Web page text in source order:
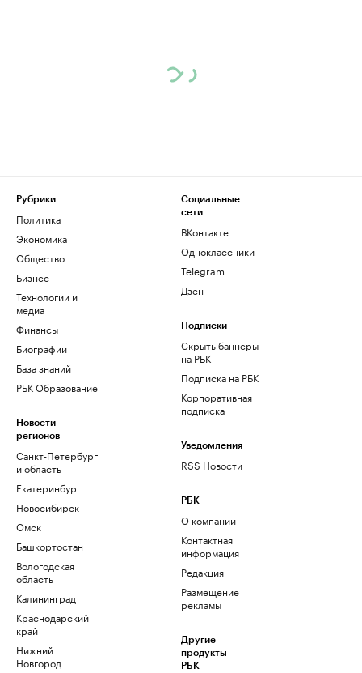
Рубрики
Политика
Экономика
Общество
Бизнес
Технологии и
медиа
Финансы
Биографии
База знаний
РБК Образование
Новости
регионов
Санкт-Петербург
и область
Екатеринбург
Новосибирск
Омск
Башкортостан
Вологодская
область
Калининград
Краснодарский
край
Нижний
Новгород
Социальные
сети
ВКонтакте
Одноклассники
Telegram
Дзен
Подписки
Скрыть баннеры
на РБК
Подписка на РБК
Корпоративная
подписка
Уведомления
RSS Новости
РБК
О компании
Контактная
информация
Редакция
Размещение
рекламы
Другие
продукты
РБК